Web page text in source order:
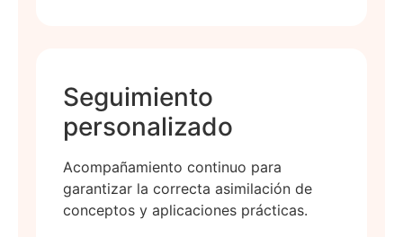
Seguimiento
personalizado
Acompañamiento continuo para
garantizar la correcta asimilación de
conceptos y aplicaciones prácticas.